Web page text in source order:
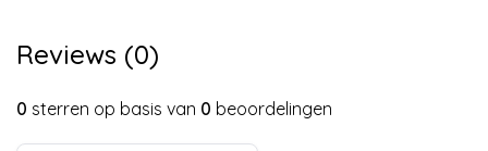
Reviews (0)
0 sterren op basis van 0 beoordelingen